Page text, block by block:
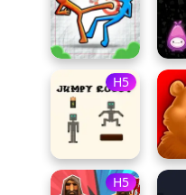
H5
H5